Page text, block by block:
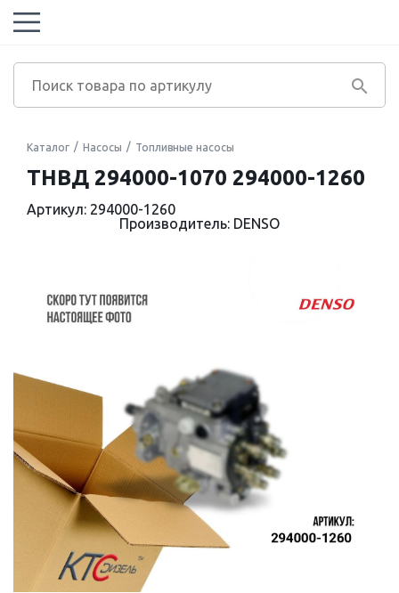
Каталог Насосы Топливные насосы
ТНВД 294000-1070 294000-1260
Артикул: 294000-1260
Производитель: DENSO